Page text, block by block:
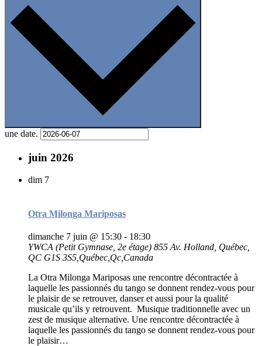
une date.
juin 2026
dim 7
Otra Milonga Mariposas
dimanche 7 juin @ 15:30 - 18:30
YWCA (Petit Gymnase, 2e étage) 855 Av. Holland, Québec,
QC G1S 3S5,Québec,Qc,Canada
La Otra Milonga Mariposas une rencontre décontractée à
laquelle les passionnés du tango se donnent rendez-vous pour
le plaisir de se retrouver, danser et aussi pour la qualité
musicale qu’ils y retrouvent. Musique traditionnelle avec un
zest de musique alternative. Une rencontre décontractée à
laquelle les passionnés du tango se donnent rendez-vous pour
le plaisir…